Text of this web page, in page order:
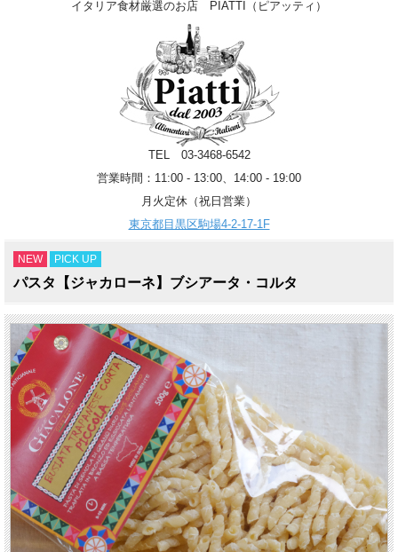
イタリア食材厳選のお店 PIATTI（ピアッティ）
TEL 03-3468-6542
営業時間：11:00 - 13:00、14:00 - 19:00
月火定休（祝日営業）
東京都目黒区駒場4-2-17-1F
NEW PICK UP
パスタ【ジャカローネ】ブシアータ・コルタ